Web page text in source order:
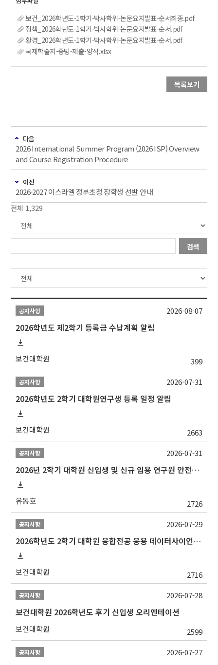
보건_2026학년도-1학기-박사학위-논문요지발표-순서최종.pdf
정책_2026학년도-1학기-박사학위-논문요지발표-순서.pdf
환경_2026학년도-1학기-박사학위-논문요지발표-순서.pdf
국제학술지-증빙-제출-양식.xlsx
목록보기
다음
2026 International Summer Program (2026 ISP) Overview
and Course Registration Procedure
이전
2026-2027 이스라엘 정부초청 장학생 선발 안내
전체 1,329
검색
공지사항
2026학년도 제2학기 등록금 수납계획 알림
보건대학원 399
2026-08-07
공지사항
2026학년도 2학기 대학원연구생 등록 일정 알림
보건대학원 2663
2026-07-31
공지사항
2026년 2학기 대학원 신입생 및 신규 임용 연구원 안전환경교육(신규교육) 실시 안내
유동호 2726
2026-07-31
공지사항
2026학년도 2학기 대학원 융합전공 응용 데이터사이언스 선발 계획 알림
보건대학원 2716
2026-07-29
공지사항
보건대학원 2026학년도 후기 신입생 오리엔테이션
보건대학원 2599
2026-07-28
공지사항 2026-07-27